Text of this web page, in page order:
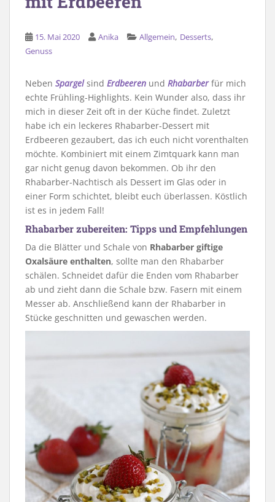
15. Mai 2020 Anika Allgemein, Desserts,
Genuss
Neben Spargelsind Erdbeeren und Rhabarberfür mich
echte Frühling-Highlights. Kein Wunder also, dass ihr
mich in dieser Zeit oft in der Küche findet. Zuletzt
habe ich ein leckeres Rhabarber-Dessert mit
Erdbeeren gezaubert, das ich euch nicht vorenthalten
möchte. Kombiniert mit einem Zimtquark kann man
gar nicht genug davon bekommen. Ob ihr den
Rhabarber-Nachtisch als Dessert im Glas oder in
einer Form schichtet, bleibt euch überlassen. Köstlich
ist es in jedem Fall!
Rhabarber zubereiten: Tipps und Empfehlungen
Da die Blätter und Schale von Rhabarber giftige
Oxalsäure enthalten, sollte man den Rhabarber
schälen. Schneidet dafür die Enden vom Rhabarber
ab und zieht dann die Schale bzw. Fasern mit einem
Messer ab. Anschließend kann der Rhabarber in
Stücke geschnitten und gewaschen werden.